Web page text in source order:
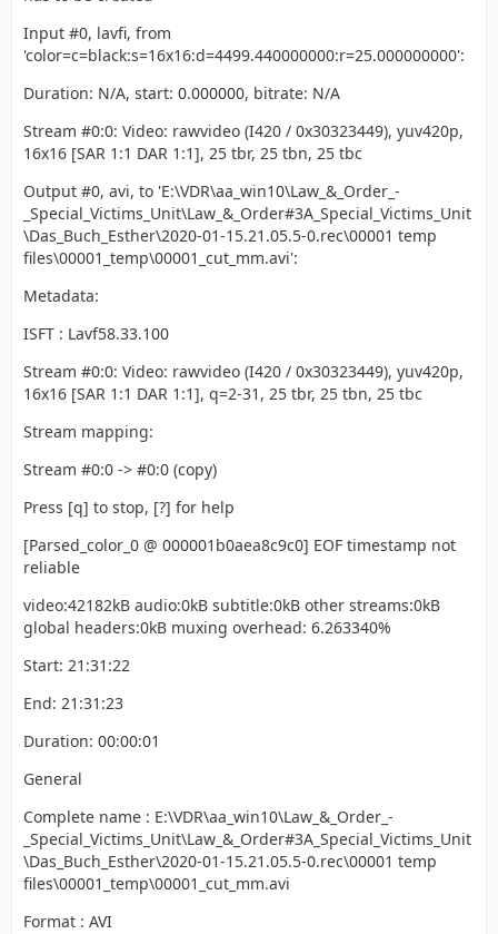
Input #0, lavfi, from
'color=c=black:s=16x16:d=4499.440000000:r=25.000000000':
Duration: N/A, start: 0.000000, bitrate: N/A
Stream #0:0: Video: rawvideo (I420 / 0x30323449), yuv420p,
16x16 [SAR 1:1 DAR 1:1], 25 tbr, 25 tbn, 25 tbc
Output #0, avi, to 'E:\VDR\aa_win10\Law_&_Order_-
_Special_Victims_Unit\Law_&_Order#3A_Special_Victims_Unit
\Das_Buch_Esther\2020-01-15.21.05.5-0.rec\00001 temp
files\00001_temp\00001_cut_mm.avi':
Metadata:
ISFT : Lavf58.33.100
Stream #0:0: Video: rawvideo (I420 / 0x30323449), yuv420p,
16x16 [SAR 1:1 DAR 1:1], q=2-31, 25 tbr, 25 tbn, 25 tbc
Stream mapping:
Stream #0:0 -> #0:0 (copy)
Press [q] to stop, [?] for help
[Parsed_color_0 @ 000001b0aea8c9c0] EOF timestamp not
reliable
video:42182kB audio:0kB subtitle:0kB other streams:0kB
global headers:0kB muxing overhead: 6.263340%
Start: 21:31:22
End: 21:31:23
Duration: 00:00:01
General
Complete name : E:\VDR\aa_win10\Law_&_Order_-
_Special_Victims_Unit\Law_&_Order#3A_Special_Victims_Unit
\Das_Buch_Esther\2020-01-15.21.05.5-0.rec\00001 temp
files\00001_temp\00001_cut_mm.avi
Format : AVI